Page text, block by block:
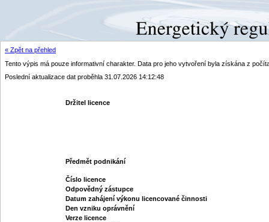
« Zpět na přehled
Tento výpis má pouze informativní charakter. Data pro jeho vytvoření byla získána z
Poslední aktualizace dat proběhla 31.07.2026 14:12:48
Držitel licence
Předmět podnikání
Číslo licence
Odpovědný zástupce
Datum zahájení výkonu licencované činnosti
Den vzniku oprávnění
Verze licence